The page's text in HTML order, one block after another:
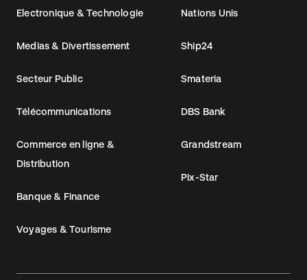
Electronique & Technologie
Medias & Divertissement
Secteur Public
Télécommunications
Commerce en ligne &
Distribution
Banque & Finance
Voyages & Tourisme
Nations Unis
Ship24
Smateria
DBS Bank
Grandstream
Pix-Star